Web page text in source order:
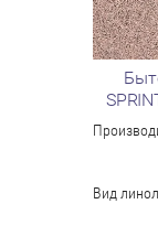
Вид